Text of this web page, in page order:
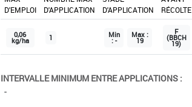
D'EMPLOI
D'APPLICATION
D'APPLICATION
RÉCOLTE
0,06
kg/ha 1 Min
: -
Max :
19
F
(BBCH
19)
INTERVALLE MINIMUM ENTRE APPLICATIONS :
-